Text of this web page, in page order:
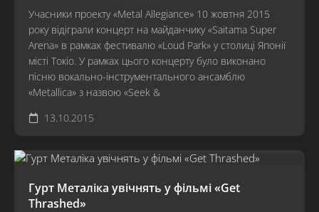
Учасники проекту «Metal Allegiance» 10 жовтня 2015
року відіграли концерт на майданчику «Saitama Super
Arena» в рамках фестивалю «Loud Park» у столиці Японії
місті Токіо. У рамках цього концерту було виконано
пісню вокально-інструментального ансамблю
«Metallica» з назвою «Seek &
13.10.2015
Гурт Металіка увічнять у фільмі «Get
Thrashed»